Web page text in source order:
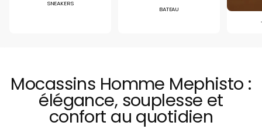
SNEAKERS
BATEAU
Mocassins Homme Mephisto :
élégance, souplesse et
confort au quotidien